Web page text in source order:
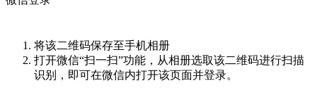
将该二维码保存至手机相册
打开微信“扫一扫”功能，从相册选取该二维码进行扫描
识别，即可在微信内打开该页面并登录。